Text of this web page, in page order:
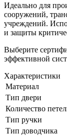
Идеально для
сооружений,
учреждений.
и защиты
Выберите
эффективной
Характеристики
Материал
Тип двери
Количество
Тип ручки
Тип доводчика